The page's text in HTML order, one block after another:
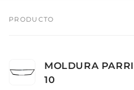
Tu
PRODUCTO
MOLDURA
10